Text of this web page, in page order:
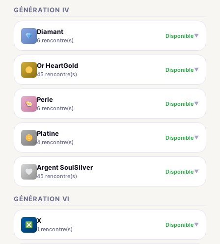
GÉNÉRATION IV
Diamant
6 rencontre(s)
Disponible▼
Or HeartGold
45 rencontre(s)
Disponible▼
Perle
6 rencontre(s)
Disponible▼
Platine
4 rencontre(s)
Disponible▼
Argent SoulSilver
45 rencontre(s)
Disponible▼
GÉNÉRATION VI
X
1 rencontre(s)
Disponible▼